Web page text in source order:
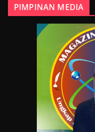
PIMPINAN MEDIA